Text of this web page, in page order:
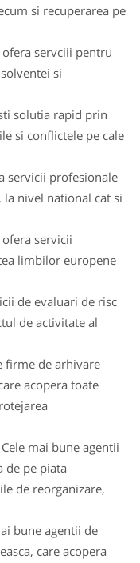
si recuperarea pe
servciii pentru
si
solutia rapid prin
si conflictele pe cale
servicii profesionale
nivel national cat si
servicii
limbilor europene
de evaluari de risc
de activitate al
firme de arhivare
acopera toate
Cele mai bune agentii
de pe piata
de reorganizare,
bune agentii de
care acopera